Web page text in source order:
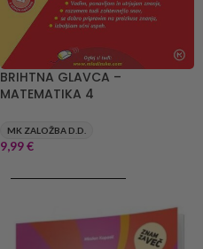
BRIHTNA GLAVCA –
MATEMATIKA 4
MK ZALOŽBA D.D.
9,99€